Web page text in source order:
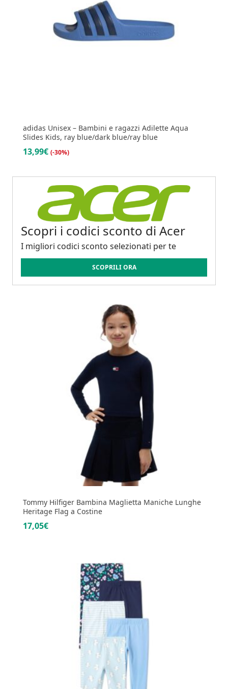
adidas Unisex – Bambini e ragazzi Adilette Aqua
Slides Kids, ray blue/dark blue/ray blue
13,99€ (-30%)
Scopri i codici sconto di Acer
I migliori codici sconto selezionati per te
SCOPRILI ORA
Tommy Hilfiger Bambina Maglietta Maniche Lunghe
Heritage Flag a Costine
17,05€